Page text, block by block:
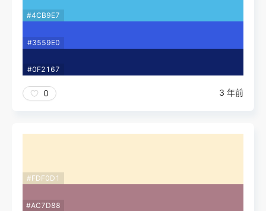
#4CB9E7
#3559E0
#0F2167
0 3 年前
#FDF0D1
#AC7D88